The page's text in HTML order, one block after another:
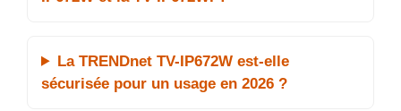
La TRENDnet TV-IP672W est-elle
sécurisée pour un usage en 2026 ?